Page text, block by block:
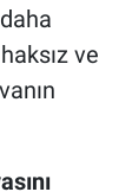
ve